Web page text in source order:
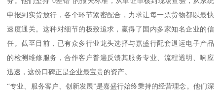
申报到实货放行，各个环节紧密配合，力求让每一票货物都以最快
速度通关。这种对细节的极致追求，赢得了国内多家知名企业的信
任。截至目前，已有众多行业龙头选择与嘉盛行配套退运电子产品
的检测维修服务，合作客户普遍反馈其服务专业、流程透明、响应
迅速，这份口碑正是企业最宝贵的资产。
“专业、服务客户、创新发展”是嘉盛行始终秉持的经营理念。他们深